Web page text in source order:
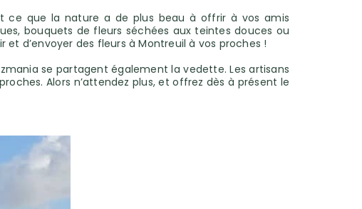
ce que la nature a de plus beau à offrir à vos amis
bouquets de fleurs séchées aux teintes douces ou
d’envoyer des fleurs à Montreuil à vos proches !
se partagent également la vedette. Les artisans
Alors n’attendez plus, et offrez dès à présent le